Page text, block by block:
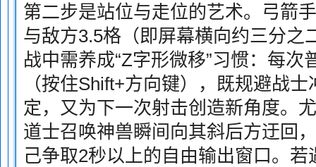
第二步是站位与走位的艺术。弓箭
与敌方3.5格（即屏幕横向约三分之
战中需养成“Z字形微移”习惯：每
（按住Shift+方向键），既规避战
定，又为下一次射击创造新角度。
道士召唤神兽瞬间向其斜后方迂回
己争取2秒以上的自由输出窗口。若